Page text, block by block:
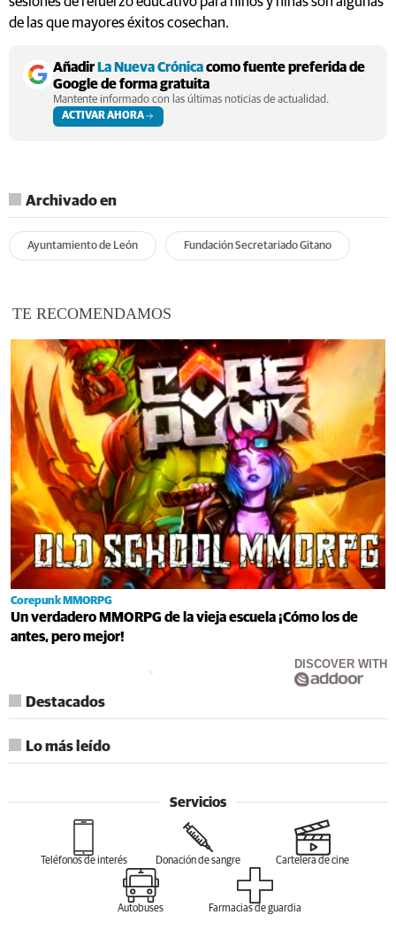
de las que mayores éxitos cosechan.
AñadirLa Nueva Crónicacomo fuente preferida de
Google de forma gratuita
Mantente informado con las últimas noticias de actualidad.
ACTIVAR AHORA
Archivado en
Ayuntamiento de León Fundación Secretariado Gitano
TE RECOMENDAMOS
Corepunk MMORPG
Un verdadero MMORPG de la vieja escuela ¡Cómo los de
antes, pero mejor!
DISCOVER WITH
Destacados
Lo más leído
Servicios
Teléfonos de interés Donación de sangre Cartelera de cine
Autobuses Farmacias de guardia